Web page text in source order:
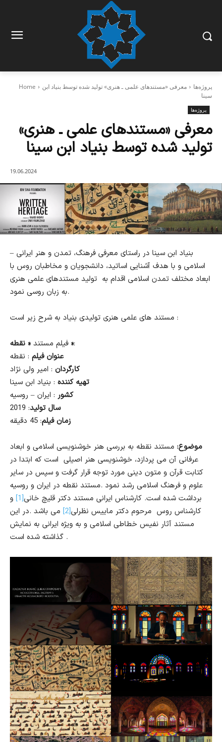
Home پروژه‌ها
معرفی «مستندهای علمی ـ هنری» تولید شده توسط بنیاد ابن
سینا
پروژه‌ها
معرفی «مستندهای علمی ـ هنری»
تولید شده توسط بنیاد ابن سینا
19.06.2024
بنیاد ابن سینا در راستای معرفی فرهنگ، تمدن و هنر ایرانی –
اسلامی و با هدف آشنایی اساتید، دانشجویان و مخاطبان روس با
ابعاد مختلف تمدن اسلامی اقدام به تولید مستندهای علمی هنری
به زبان روسی نمود.
مستند های علمی هنری تولیدی بنیاد به شرح زیر است :
فیلم مستند « نقطه »:
عنوان فیلم : نقطه
کارگردان : امیر ولی نژاد
تهیه کننده : بنیاد ابن سینا
کشور : ایران – روسیه
سال تولید: 2019
زمان فیلم: 45 دقیقه
موضوع: مستند نقطه به بررسی هنر خوشنویسی اسلامی و ابعاد
عرفانی آن می پردازد، خوشنویسی هنر اصیلی است که ابتدا در
کتابت قرآن و متون دینی مورد توجه قرار گرفت و سپس در سایر
علوم و فرهنگ اسلامی رشد نمود .مستند نقطه در ایران و روسیه
برداشت شده است. کارشناس ایرانی مستند دکتر قلیچ خانی[1]
و
کارشناس روس مرحوم دکتر ماییس نظرلی[2]
می باشد .در این
مستند آثار نفیس خطاطی اسلامی و به ویژه ایرانی به نمایش
گذاشته شده است .